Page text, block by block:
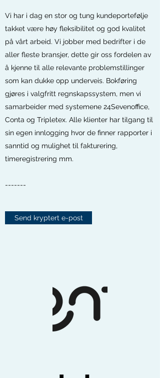
Vi har i dag en stor og tung kundeportefølje
takket være høy fleksibilitet og god kvalitet
på vårt arbeid. Vi jobber med bedrifter i de
aller fleste bransjer, dette gir oss fordelen av
å kjenne til alle relevante problemstillinger
som kan dukke opp underveis. Bokføring
gjøres i valgfritt regnskapssystem, men vi
samarbeider med systemene 24Sevenoffice,
Conta og Tripletex. Alle klienter har tilgang til
sin egen innlogging hvor de finner rapporter i
sanntid og mulighet til fakturering,
timeregistrering mm.
-------
Send kryptert e-post